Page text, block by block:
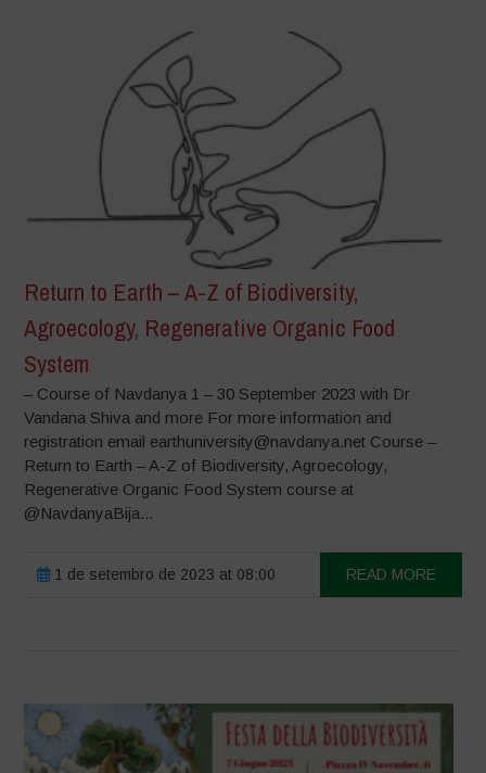
Return to Earth – A-Z of Biodiversity,
Agroecology, Regenerative Organic Food
System
– Course of Navdanya 1 – 30 September 2023 with Dr
Vandana Shiva and more For more information and
registration email earthuniversity@navdanya.net Course –
Return to Earth – A-Z of Biodiversity, Agroecology,
Regenerative Organic Food System course at
@NavdanyaBija...
1 de setembro de 2023 at 08:00 READ MORE